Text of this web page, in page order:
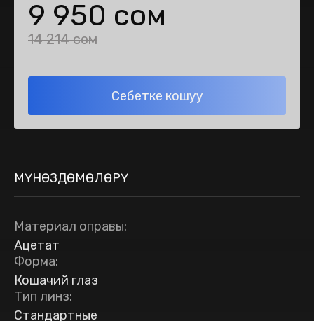
9 950 сом
14 214 сом
Себетке кошуу
МҮНӨЗДӨМӨЛӨРҮ
Материал оправы:
Ацетат
Форма:
Кошачий глаз
Тип линз:
Стандартные